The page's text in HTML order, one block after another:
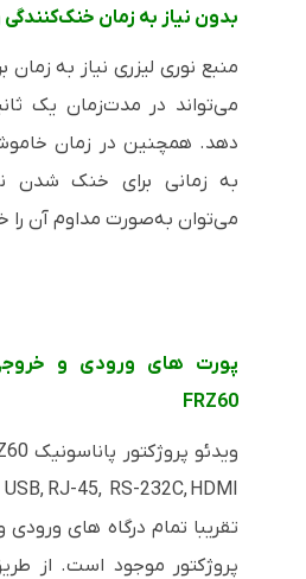
بدون نیاز به زمان خنک‌کنندگی
منبع نوری لیزری نیاز به زمان
می‌تواند در مدت‌زمان یک
دهد. همچنین در زمان
به زمانی برای خنک شدن
می‌توان به‌صورت مداوم آن
FRZ60
تقریبا تمام درگاه های